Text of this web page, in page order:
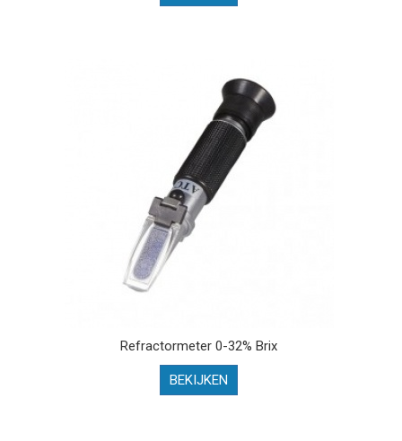
Refractormeter 0-32% Brix
BEKIJKEN